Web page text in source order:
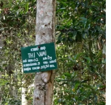
đã cắt giảm 8.987 ngày
đó tiết kiệm khoảng
cho người dân, doanh